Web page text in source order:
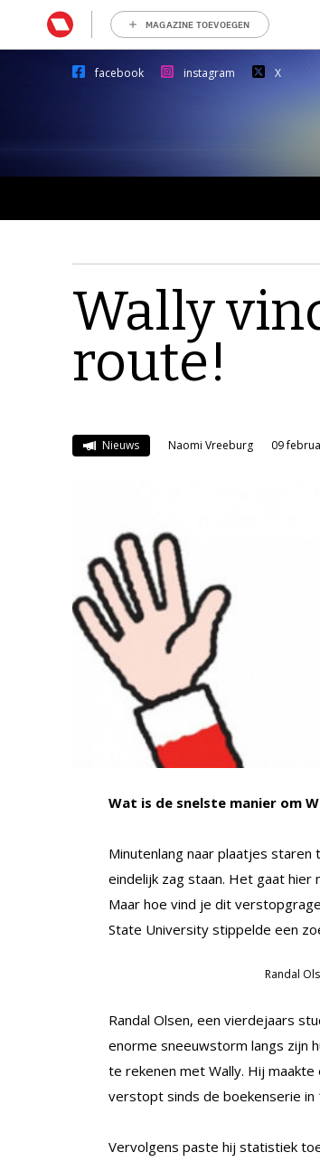
MAGAZINE TOEVOEGEN
facebook instagram X
Wally
route!
Nieuws Naomi Vreeburg 09
Wat is de snelste manier om
Minutenlang naar plaatjes
eindelijk zag staan. Het gaat hier
Maar hoe vind je dit
State University stippelde een
Randal
Randal Olsen, een vierdejaars
enorme sneeuwstorm langs zijn
te rekenen met Wally. Hij
verstopt sinds de boekenserie in
Vervolgens paste hij statistiek